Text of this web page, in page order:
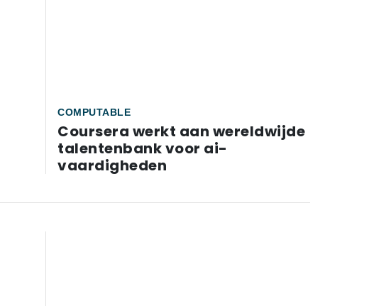
COMPUTABLE
Coursera werkt aan wereldwijde
talentenbank voor ai-
vaardigheden